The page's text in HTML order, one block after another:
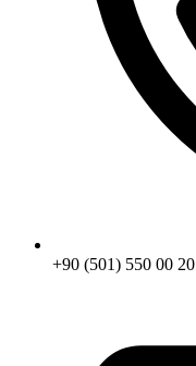
+90 (501) 550 00 20